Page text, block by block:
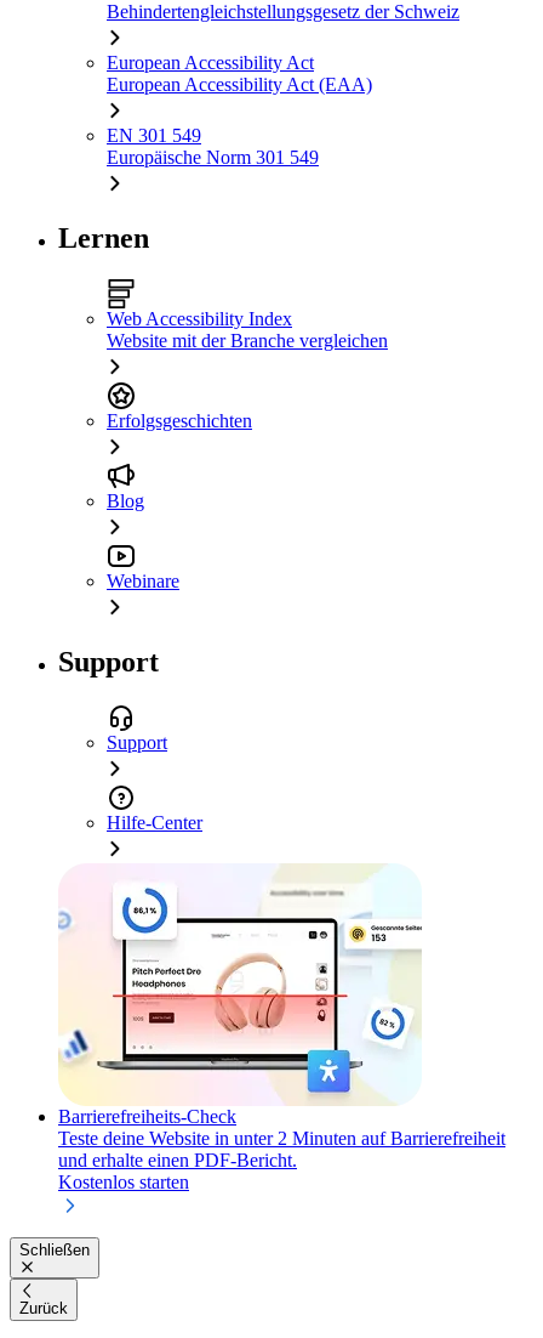
Behindertengleichstellungsgesetz der Schweiz
European Accessibility Act
European Accessibility Act (EAA)
EN 301 549
Europäische Norm 301 549
Lernen
Web Accessibility Index
Website mit der Branche vergleichen
Erfolgsgeschichten
Blog
Webinare
Support
Support
Hilfe-Center
Barrierefreiheits-Check
Teste deine Website in unter 2 Minuten auf Barrierefreiheit
und erhalte einen PDF-Bericht.
Kostenlos starten
Schließen
Zurück